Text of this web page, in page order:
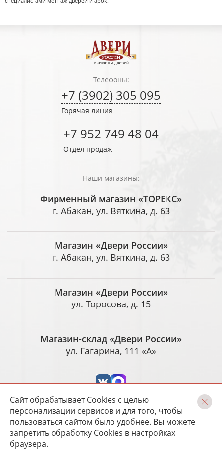
Сайт обрабатывает Cookies с целью
персонализации сервисов и для того, чтобы
пользоваться сайтом было удобнее. Вы можете
запретить обработку Cookies в настройках
браузера.
Телефоны:
+7 (3902) 305 095
Горячая линия
+7 952 749 48 04
Отдел продаж
Наши магазины:
Фирменный магазин «ТОРЕКС»
г. Абакан, ул. Вяткина, д. 63
Магазин «Двери России»
г. Абакан, ул. Вяткина, д. 63
Магазин «Двери России»
ул. Торосова, д. 15
Магазин-склад «Двери России»
ул. Гагарина, 111 «А»
Разработка и сопровождение Magneex digital-студия